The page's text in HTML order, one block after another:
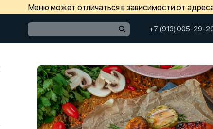
Меню может отличаться в зависимости от
+7 (913) 005-29-